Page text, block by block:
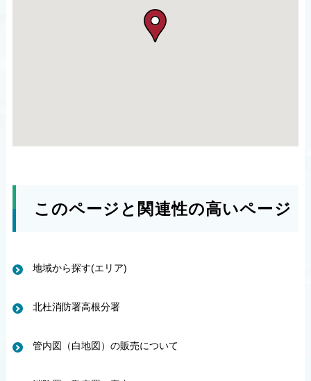
このページと関連性の高いページ
地域から探す(エリア)
北杜消防署高根分署
管内図（白地図）の販売について